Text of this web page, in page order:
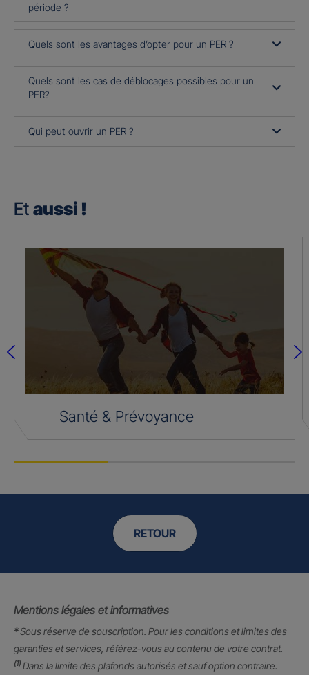
période ?
Quels sont les avantages d’opter pour un PER ?
Quels sont les cas de déblocages possibles pour un
PER?
Qui peut ouvrir un PER ?
Et aussi !
Santé & Prévoyance
RETOUR
Mentions légales et informatives
*Sous réserve de souscription. Pour les conditions et limites des
garanties et services, référez-vous au contenu de votre contrat.
(1) Dans la limite des plafonds autorisés et sauf option contraire.